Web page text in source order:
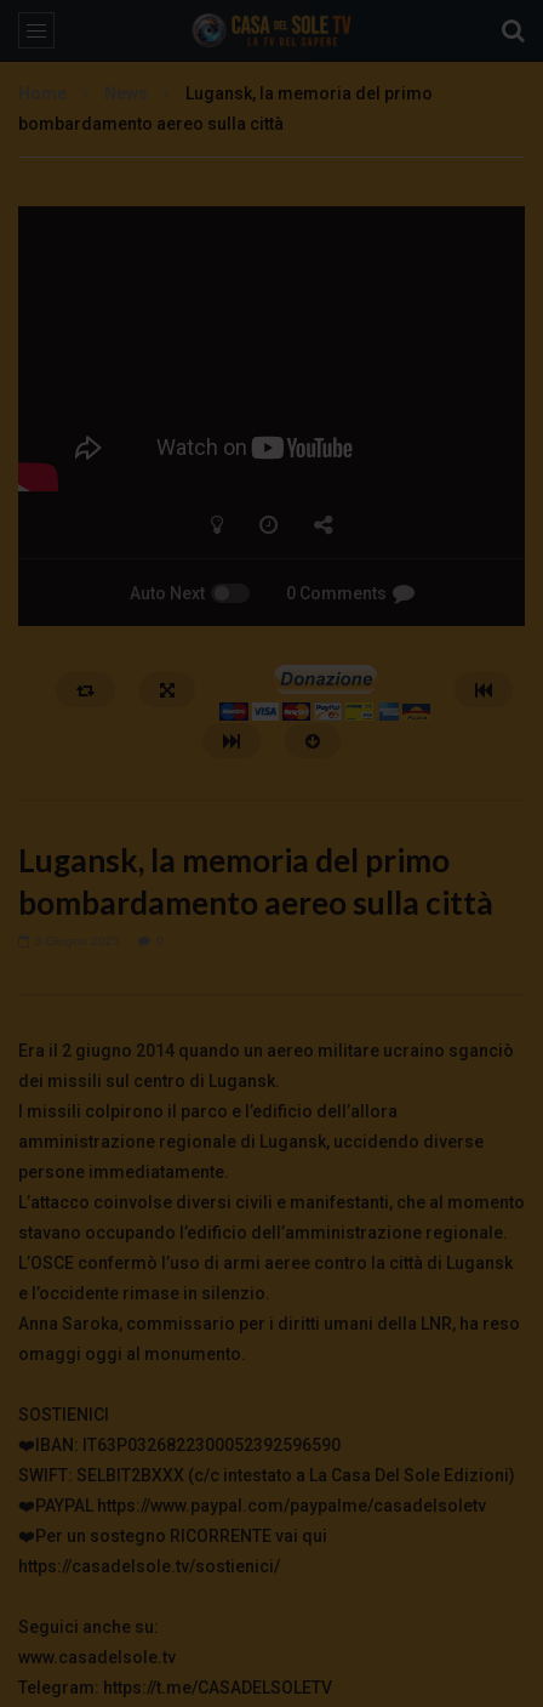
Lugansk, la memoria del primo
bombardamento aereo sulla città
Auto Next 0 Comments
0
60 0 0
0
280 0
Lugansk, la memoria del primo
bombardamento aereo sulla città
Era il 2 giugno 2014 quando un aereo militare ucraino sganciò
dei missili sul centro di Lugansk.
I missili colpirono il parco e l’edificio dell’allora
amministrazione regionale di Lugansk, uccidendo diverse
persone immediatamente.
L’attacco coinvolse diversi civili e manifestanti, che al momento
stavano occupando l’edificio dell’amministrazione regionale.
L’OSCE confermò l’uso di armi aeree contro la città di Lugansk
e l’occidente rimase in silenzio.
Anna Saroka, commissario per i diritti umani della LNR, ha reso
omaggi oggi al monumento.
SOSTIENICI
❤️IBAN: IT63P0326822300052392596590
SWIFT: SELBIT2BXXX (c/c intestato a La Casa Del Sole Edizioni)
❤️PAYPAL https://www.paypal.com/paypalme/casadelsoletv
❤️Per un sostegno RICORRENTE vai qui
https://casadelsole.tv/sostienici/
Seguici anche su:
www.casadelsole.tv
Telegram: https://t.me/CASADELSOLETV